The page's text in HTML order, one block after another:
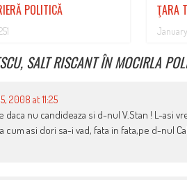
POLITICĂ ŢARA
SALT RISCANT ÎN MOCIRLA
2008 at 11:25
daca nu candideaza si d-nul V.Stan ! L-
cum asi dori sa-i vad, fata in fata,pe d-nul